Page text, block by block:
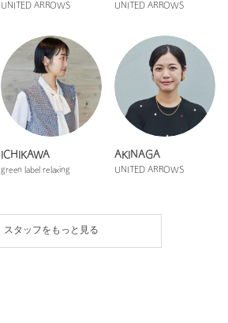
UNITED ARROWS UNITED ARROWS
ICHIKAWA
green label relaxing
AKINAGA
UNITED ARROWS
スタッフをもっと見る